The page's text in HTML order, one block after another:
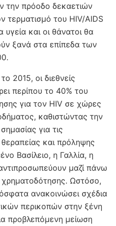
την πρόοδο δεκαετιών
τερματισμό του HIV/AIDS
και οι θάνατοι θα
ξανά στα επίπεδα των
2015, οι διεθνείς
περίπου το 40% του
για τον HIV σε χώρες
καθιστώντας την
για τις
και πρόληψης
Βασίλειο, η Γαλλία, η
μαζί πάνω
Ωστόσο,
ανακοινώσει σχέδια
περικοπών στην ξένη
προβλεπόμενη μείωση